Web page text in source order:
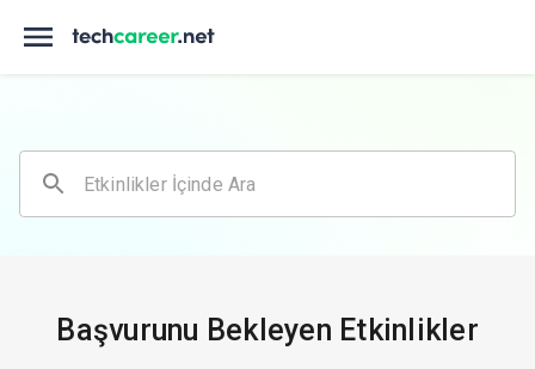
Başvurunu Bekleyen Etkinlikler